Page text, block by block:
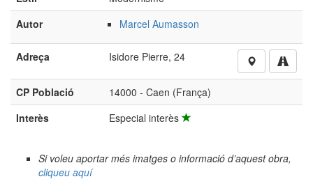
Estil
Modernisme
Autor
Marcel Aumasson
Adreça Isidore Pierre, 24
CP Població
14000 - Caen (França)
Si voleu aportar més imatges o informació d’aquest obra,